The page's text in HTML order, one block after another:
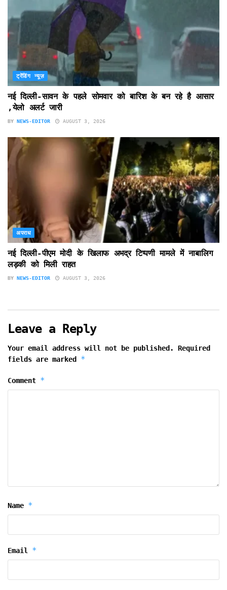
ट्रेंडिंग न्यूज़
नई दिल्ली-सावन के पहले सोमवार को बारिश के बन रहे है आसार
,येलो अलर्ट जारी
BY NEWS-EDITOR AUGUST 3, 2026
अपराध
नई दिल्ली-पीएम मोदी के खिलाफ अभद्र टिप्पणी मामले में नाबालिग
लड़की को मिली राहत
BY NEWS-EDITOR AUGUST 3, 2026
Leave a Reply
Your email address will not be published.
Required
fields are marked *
Comment *
Name *
Email *